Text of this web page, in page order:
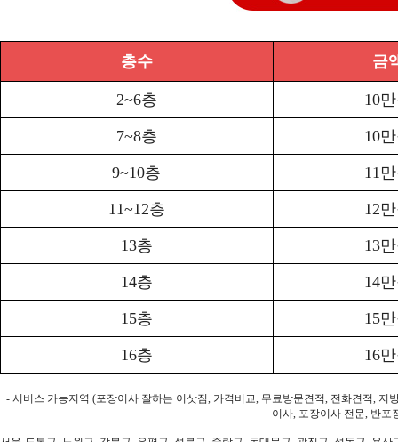
층수 금
2~6층 10
7~8층 10
9~10층 11
11~12층 12
13층 13
14층 14
15층 15
16층 16
- 서비스 가능지역 (포장이사 잘하는 이삿짐, 가격비교, 무료방문견적, 전화견적,
이사, 포장이사 전문, 반포